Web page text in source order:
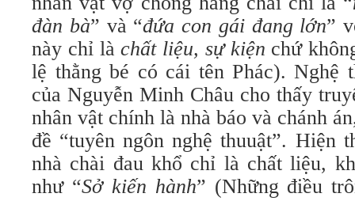
đàn bà” và “đứa con gái đang lớn”
này chỉ làchất liệu, sự kiện chứ
lệ thằng bé có cái tên Phác). Nghệ
của Nguyễn Minh Châu cho thấy
nhân vật chính là nhà báo và chánh
đề “tuyên ngôn nghệ thuuật”. Hiện
nhà chài đau khổ chỉ là chất liệu,
như “Sở kiến hành” (Những điều